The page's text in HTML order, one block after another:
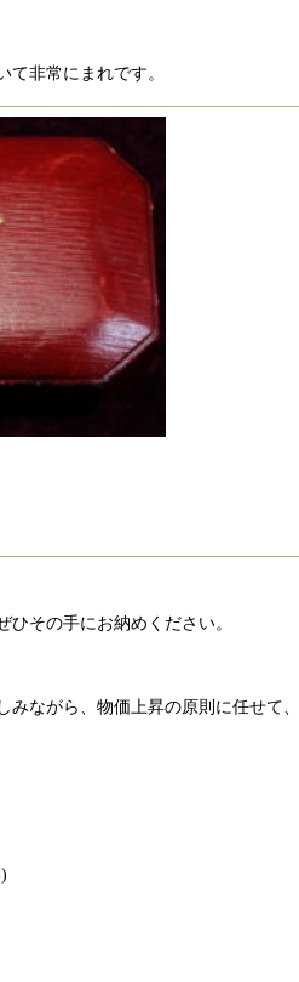
非常にまれです。
その手にお納めください。
みながら、物価上昇の原則に任せて